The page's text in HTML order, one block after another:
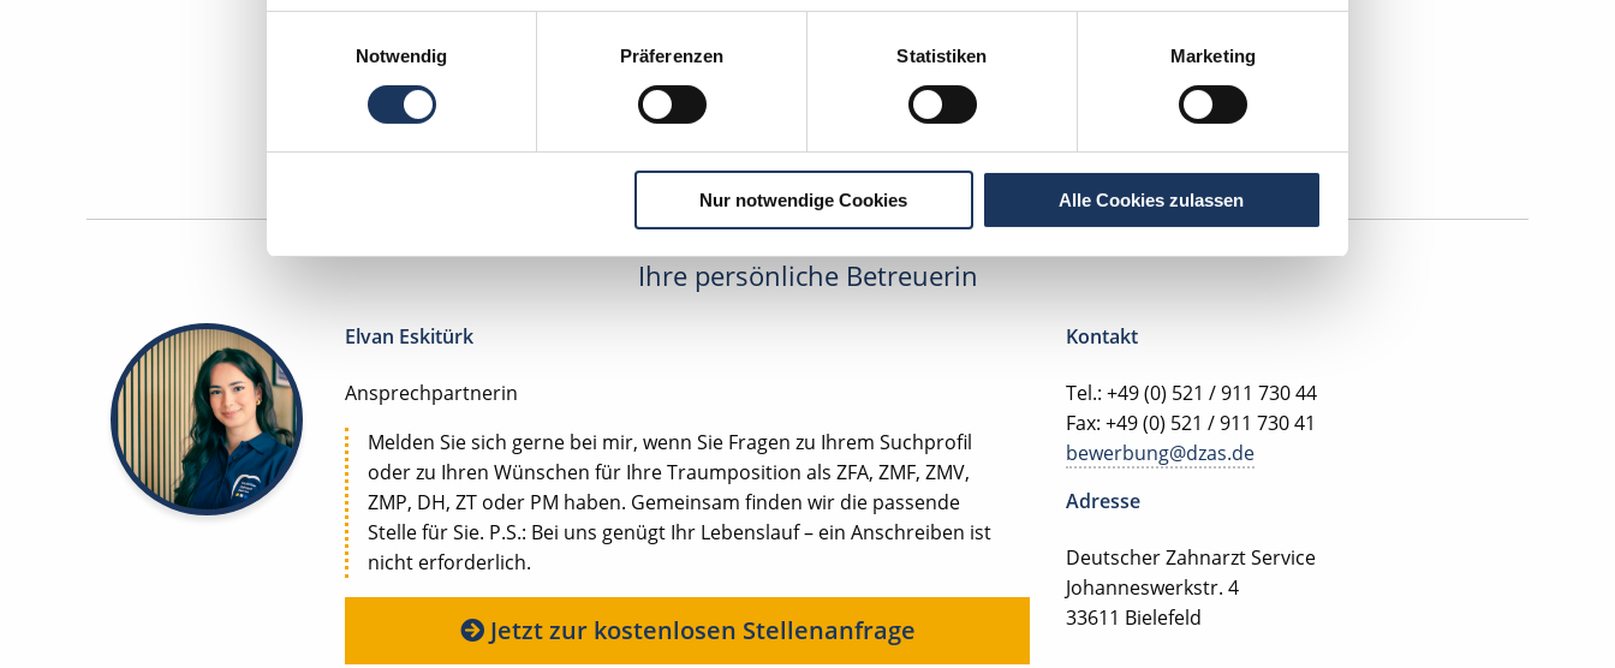
Notwendig
Präferenzen Statistiken Marketing
Nur notwendige Cookies Alle Cookies zulassen
Zahnmedizinische Fachangestellte
Maschinenlesbare Version: Stellenangebot als Markdown (CC BY 4.0)
Ihre persönliche Betreuerin
Elvan Eskitürk
Ansprechpartnerin
Melden Sie sich gerne bei mir, wenn Sie Fragen zu Ihrem Suchprofil
oder zu Ihren Wünschen für Ihre Traumposition als ZFA, ZMF, ZMV,
ZMP, DH, ZT oder PM haben. Gemeinsam finden wir die passende
Stelle für Sie. P.S.: Bei uns genügt Ihr Lebenslauf – ein Anschreiben ist
nicht erforderlich.
Jetzt zur kostenlosen Stellenanfrage
Kontakt
Tel.: +49 (0) 521 / 911 730 44
Fax: +49 (0) 521 / 911 730 41
bewerbung@dzas.de
Adresse
Deutscher Zahnarzt Service
Johanneswerkstr. 4
33611 Bielefeld